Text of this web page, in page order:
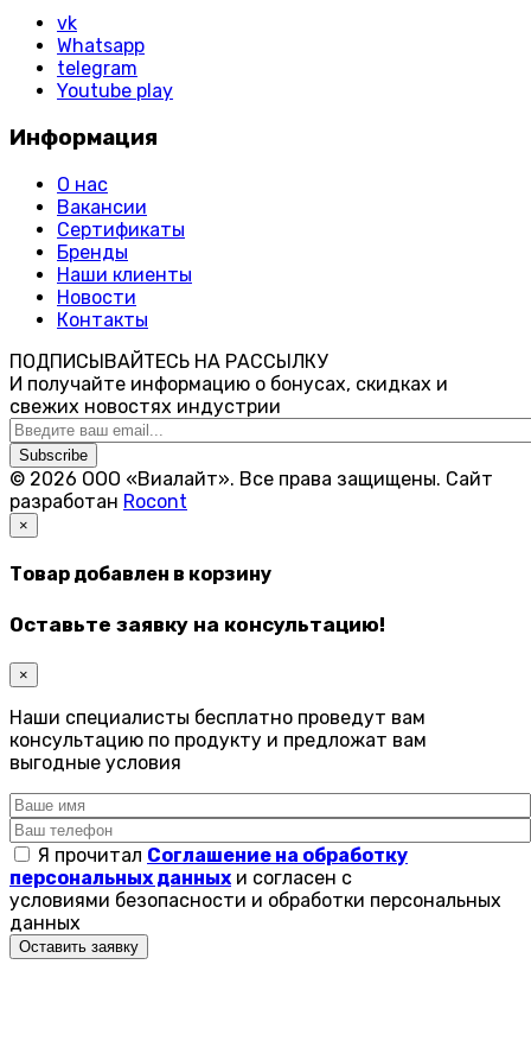
vk
Whatsapp
telegram
Youtube play
Информация
О нас
Вакансии
Сертификаты
Бренды
Наши клиенты
Новости
Контакты
ПОДПИСЫВАЙТЕСЬ НА РАССЫЛКУ
И получайте информацию о бонусах, скидках и
свежих новостях индустрии
Subscribe
© 2026 ООО «Виалайт». Все права защищены. Cайт
разработан Rocont
×
Товар добавлен в корзину
Оставьте заявку на консультацию!
×
Наши специалисты бесплатно проведут вам
консультацию по продукту и предложат вам
выгодные условия
Я прочитал Соглашение на обработку
персональных данных и согласен с
условиями безопасности и обработки персональных
данных
Оставить заявку